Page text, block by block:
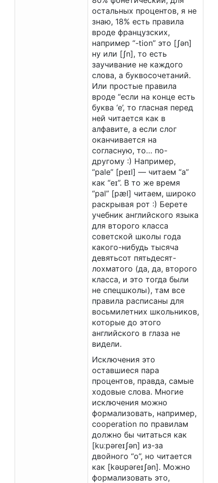
остальных процентов, я не
знаю, 18% есть правила
вроде французских,
например “-tion” это [ʃən]
ну или [ʃn], то есть
заучивание не каждого
слова, а буквосочетаний.
Или простые правила
вроде “если на конце есть
буква ‘e’, то гласная перед
ней читается как в
алфавите, а если слог
оканчивается на
согласную, то… по-
другому :) Например,
“pale” [peɪl] — читаем “a”
как “eɪ”. В то же время
“pal” [pæl] читаем, широко
раскрывая рот :) Берете
учебник английского языка
для второго класса
советской школы года
какого-нибудь тысяча
девятьсот пятьдесят-
лохматого (да, да, второго
класса, и это тогда были
не спецшколы), там все
правила расписаны для
восьмилетних школьников,
которые до этого
английского в глаза не
видели.
Исключения это
оставшиеся пара
процентов, правда, самые
ходовые слова. Многие
исключения можно
формализовать, например,
cooperation по правилам
должно бы читаться как
[kuːpəreɪʃən] из-за
двойного “о”, но читается
как [kəʊpəreɪʃən]. Можно
формализовать это,